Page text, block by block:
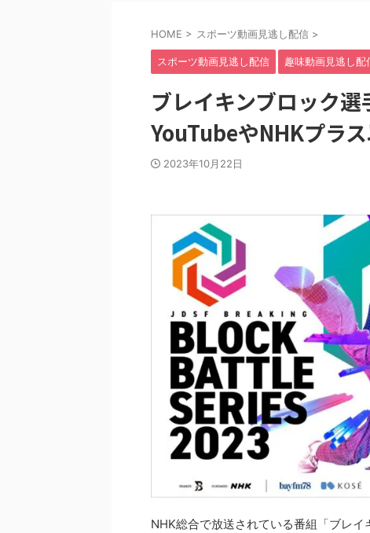
HOME > スポーツ動画見逃し配信 >
スポーツ動画見逃し配信 趣味動画見逃し配
ブレイキンブロック選
YouTubeやNHKプラ
2023年10月22日
NHK総合で放送されている番組「ブレ